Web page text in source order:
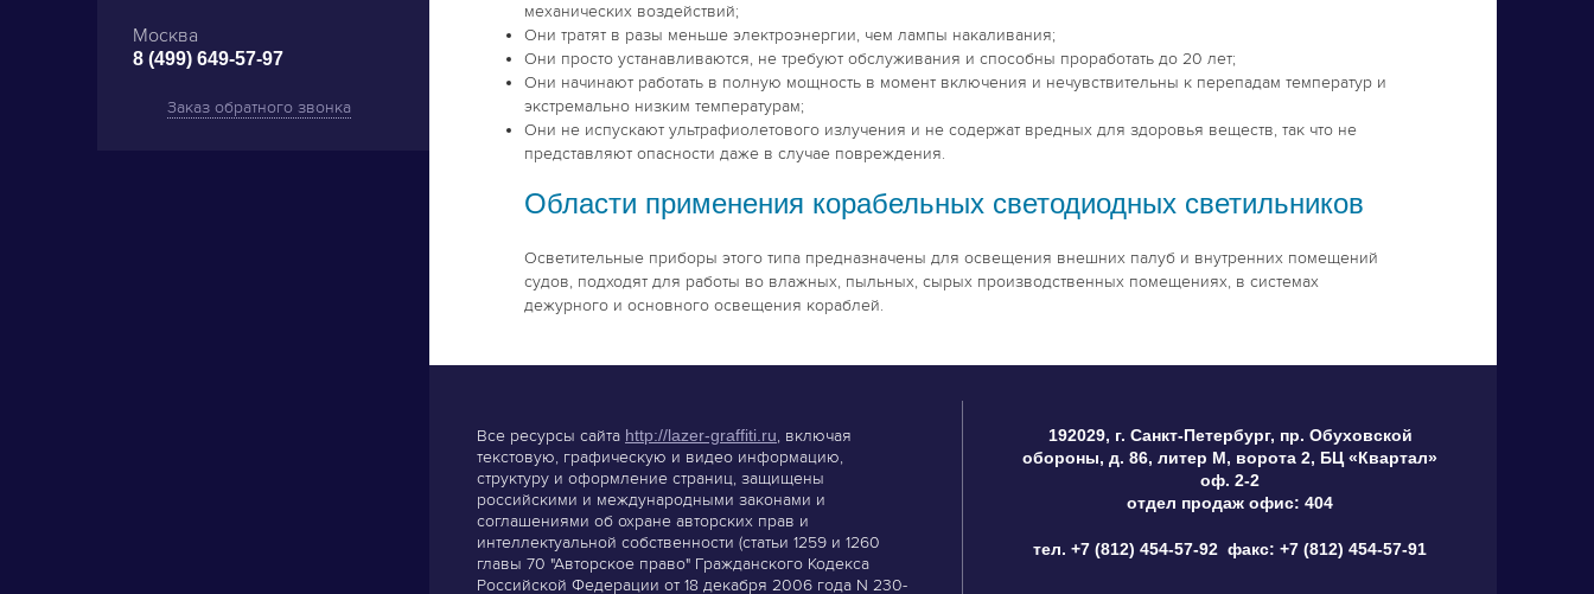
Москва
8 (499) 649-57-97
Заказ обратного звонка
механических воздействий;
Они тратят в разы меньше электроэнергии, чем лампы накаливания;
Они просто устанавливаются, не требуют обслуживания и способны проработать до 20 лет;
Они начинают работать в полную мощность в момент включения и нечувствительны к перепадам температур и
экстремально низким температурам;
Они не испускают ультрафиолетового излучения и не содержат вредных для здоровья веществ, так что не
представляют опасности даже в случае повреждения.
Области применения корабельных светодиодных светильников
Осветительные приборы этого типа предназначены для освещения внешних палуб и внутренних помещений
судов, подходят для работы во влажных, пыльных, сырых производственных помещениях, в системах
дежурного и основного освещения кораблей.
Все ресурсы сайта http://lazer-graffiti.ru, включая
текстовую, графическую и видео информацию,
структуру и оформление страниц, защищены
российскими и международными законами и
соглашениями об охране авторских прав и
интеллектуальной собственности (статьи 1259 и 1260
главы 70 "Авторское право" Гражданского Кодекса
Российской Федерации от 18 декабря 2006 года N 230-
192029, г. Санкт-Петербург, пр. Обуховской
обороны, д. 86, литер М, ворота 2, БЦ «Квартал»
оф. 2-2
отдел продаж офис: 404
тел. +7 (812) 454-57-92 факс: +7 (812) 454-57-91